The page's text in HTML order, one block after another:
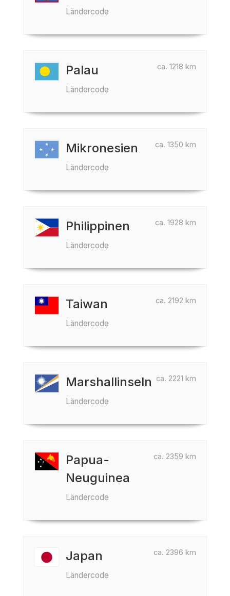
Ländercode
ca. 1218 km
Palau
Ländercode
ca. 1350 km
Mikronesien
Ländercode
ca. 1928 km
Philippinen
Ländercode
ca. 2192 km
Taiwan
Ländercode
ca. 2221 km
Marshallinseln
Ländercode
ca. 2359 km
Papua-
Neuguinea
Ländercode
ca. 2396 km
Japan
Ländercode